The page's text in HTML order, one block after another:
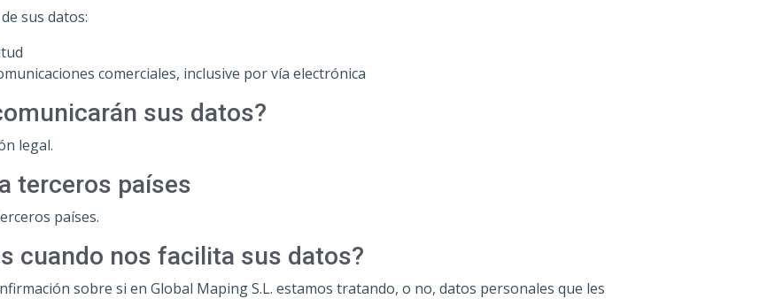
sus datos:
comerciales, inclusive por vía electrónica
sus datos?
legal.
terceros países
países.
cuando nos facilita sus datos?
sobre si en Global Maping S.L. estamos tratando, o no, datos personales que les